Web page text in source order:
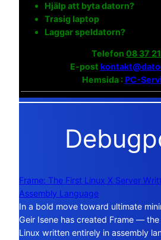
Hjälp att byta datorn?
Trasig laptop
Laggar speldatorn?
Telefon 08 37
E-post
Hemsida :PC-
Frame: The First Linux X Server
Assembly Language
In a bold move toward ultimate
Geir Isene has created Frame —
Linux written entirely in assembly